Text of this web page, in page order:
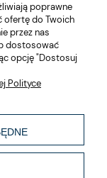
poprawne
ofertę do Twoich
przez nas
dostosować
opcję "Dostosuj
Polityce